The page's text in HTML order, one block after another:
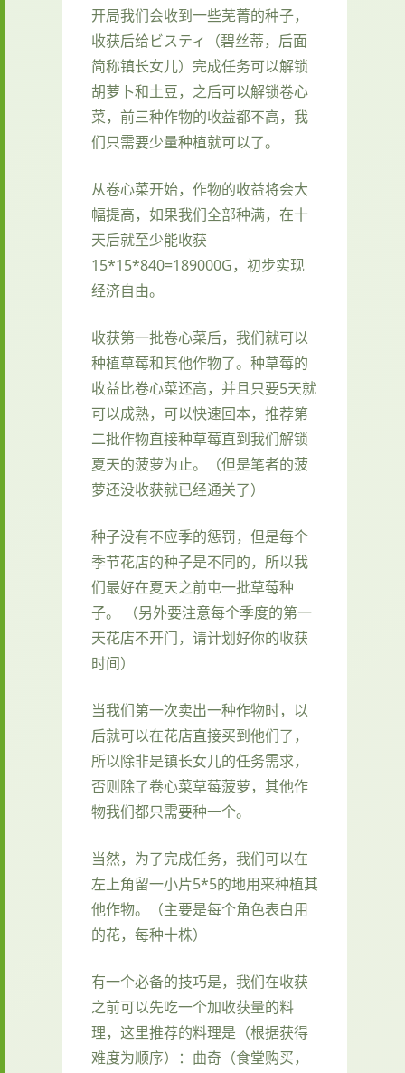
开局我们会收到一些芜菁的种子，
收获后给ビスティ（碧丝蒂，后面
简称镇长女儿）完成任务可以解锁
胡萝卜和土豆，之后可以解锁卷心
菜，前三种作物的收益都不高，我
们只需要少量种植就可以了。
从卷心菜开始，作物的收益将会大
幅提高，如果我们全部种满，在十
天后就至少能收获
15*15*840=189000G，初步实现
经济自由。
收获第一批卷心菜后，我们就可以
种植草莓和其他作物了。种草莓的
收益比卷心菜还高，并且只要5天就
可以成熟，可以快速回本，推荐第
二批作物直接种草莓直到我们解锁
夏天的菠萝为止。（但是笔者的菠
萝还没收获就已经通关了）
种子没有不应季的惩罚，但是每个
季节花店的种子是不同的，所以我
们最好在夏天之前屯一批草莓种
子。 （另外要注意每个季度的第一
天花店不开门，请计划好你的收获
时间）
当我们第一次卖出一种作物时，以
后就可以在花店直接买到他们了，
所以除非是镇长女儿的任务需求，
否则除了卷心菜草莓菠萝，其他作
物我们都只需要种一个。
当然，为了完成任务，我们可以在
左上角留一小片5*5的地用来种植其
他作物。（主要是每个角色表白用
的花，每种十株）
有一个必备的技巧是，我们在收获
之前可以先吃一个加收获量的料
理，这里推荐的料理是（根据获得
难度为顺序）：曲奇（食堂购买，